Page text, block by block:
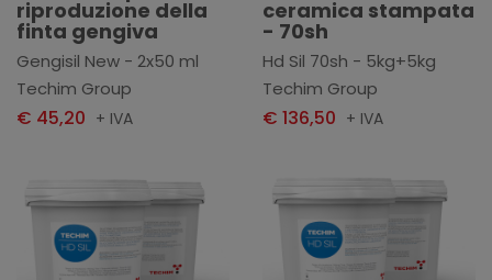
riproduzione della
finta gengiva
Gengisil New - 2x50 ml
Techim Group
€ 45,20 + IVA
ceramica stampata
- 70sh
Hd Sil 70sh - 5kg+5kg
Techim Group
€ 136,50 + IVA